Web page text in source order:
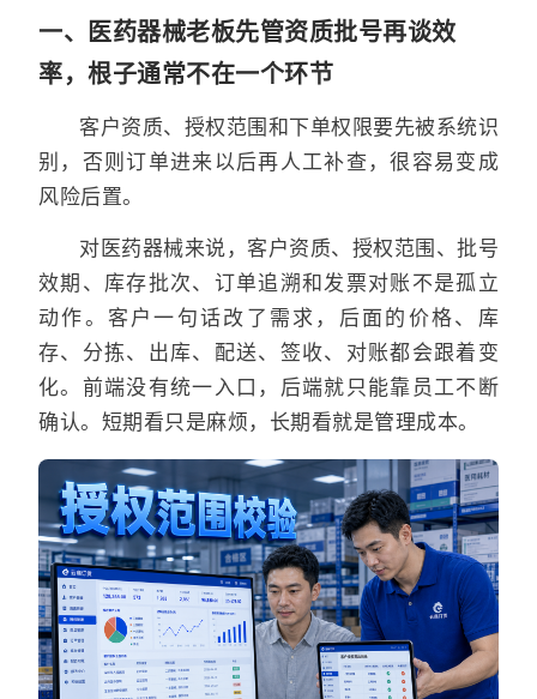
一、医药器械老板先管资质批号再谈效
率，根子通常不在一个环节
客户资质、授权范围和下单权限要先被系统识
别，否则订单进来以后再人工补查，很容易变成
风险后置。
对医药器械来说，客户资质、授权范围、批号
效期、库存批次、订单追溯和发票对账不是孤立
动作。客户一句话改了需求，后面的价格、库
存、分拣、出库、配送、签收、对账都会跟着变
化。前端没有统一入口，后端就只能靠员工不断
确认。短期看只是麻烦，长期看就是管理成本。